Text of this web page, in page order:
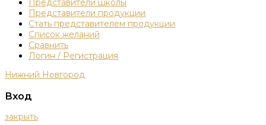
Представители школы
Представители продукции
Стать представителем продукции
Список желаний
Сравнить
Логин / Регистрация
Нижний Новгород
Вход
закрыть